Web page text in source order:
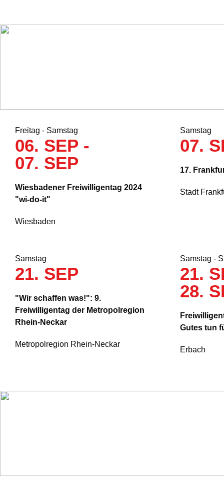
Freitag - Samstag
06. SEP -
07. SEP
Wiesbadener Freiwilligentag 2024
"wi-do-it"
Wiesbaden
Samstag
07.
17.
Stadt
Samstag
21. SEP
"Wir schaffen was!": 9.
Freiwilligentag der Metropolregion
Rhein-Neckar
Metropolregion Rhein-Neckar
Samstag -
21.
28.
Gutes tun
Erbach